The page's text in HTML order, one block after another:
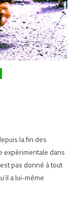
la fin des
expérimentale dans
pas donné à tout
a lui-même